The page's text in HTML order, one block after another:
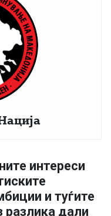
интереси
и туѓите
разлика дали